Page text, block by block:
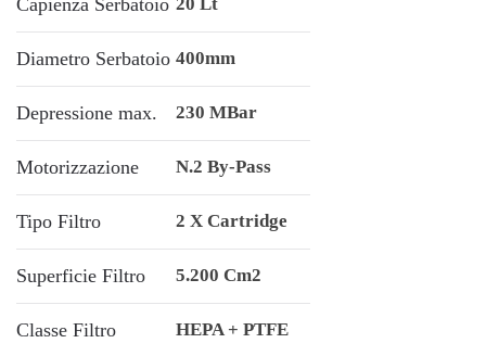
Capienza Serbatoio
Diametro Serbatoio 400mm
Depressione max. 230 MBar
Motorizzazione N.2 By-Pass
Tipo Filtro 2 X Cartridge
Superficie Filtro 5.200 Cm2
Classe Filtro HEPA + PTFE